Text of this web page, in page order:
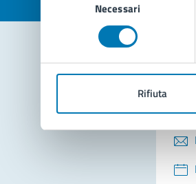
consenso
Necessari
Rifiuta